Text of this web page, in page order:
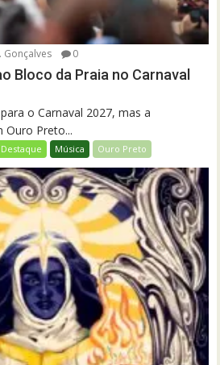
Gonçalves 0
Bloco da Praia no Carnaval
o Carnaval 2027, mas a
Ouro Preto...
Destaque Música Ouro Preto